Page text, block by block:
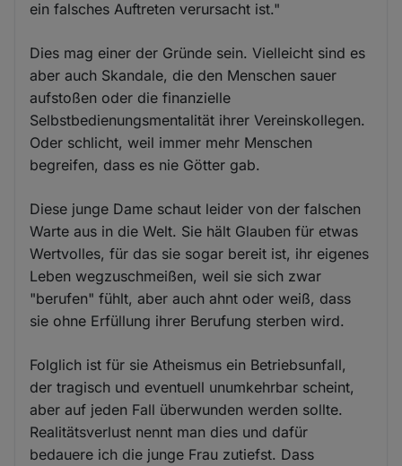
ein falsches Auftreten verursacht ist."
Dies mag einer der Gründe sein. Vielleicht sind es
aber auch Skandale, die den Menschen sauer
aufstoßen oder die finanzielle
Selbstbedienungsmentalität ihrer Vereinskollegen.
Oder schlicht, weil immer mehr Menschen
begreifen, dass es nie Götter gab.
Diese junge Dame schaut leider von der falschen
Warte aus in die Welt. Sie hält Glauben für etwas
Wertvolles, für das sie sogar bereit ist, ihr eigenes
Leben wegzuschmeißen, weil sie sich zwar
"berufen" fühlt, aber auch ahnt oder weiß, dass
sie ohne Erfüllung ihrer Berufung sterben wird.
Folglich ist für sie Atheismus ein Betriebsunfall,
der tragisch und eventuell unumkehrbar scheint,
aber auf jeden Fall überwunden werden sollte.
Realitätsverlust nennt man dies und dafür
bedauere ich die junge Frau zutiefst. Dass